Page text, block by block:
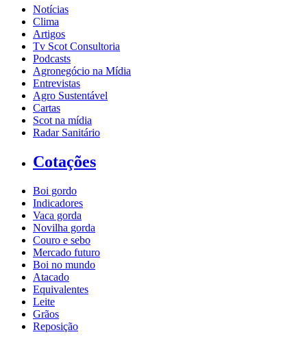
Notícias
Clima
Artigos
Tv Scot Consultoria
Podcasts
Agronegócio na Mídia
Entrevistas
Agro Sustentável
Cartas
Scot na mídia
Radar Sanitário
Cotações
Boi gordo
Indicadores
Vaca gorda
Novilha gorda
Couro e sebo
Mercado futuro
Boi no mundo
Atacado
Equivalentes
Leite
Grãos
Reposição